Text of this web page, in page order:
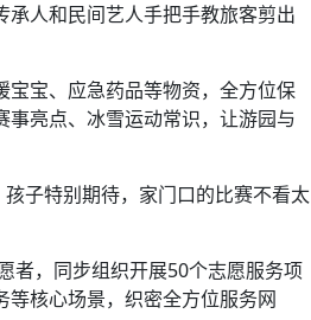
人和民间艺人手把手教旅客剪出
宝、应急药品等物资，全方位保
亮点、冰雪运动常识，让游园与
子特别期待，家门口的比赛不看太
者，同步组织开展50个志愿服务项
核心场景，织密全方位服务网